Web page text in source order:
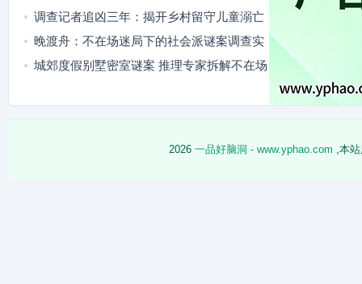
调查记者追凶三年：揭开乡村留守儿童溺亡
案背后的真相
晚渡舟：不在场迷局下的社会派谜案调查实
录
城郊度假别墅密室谜案 推理专家拆解不在场
2026 一品好脑洞 - www.yphao.com ,本